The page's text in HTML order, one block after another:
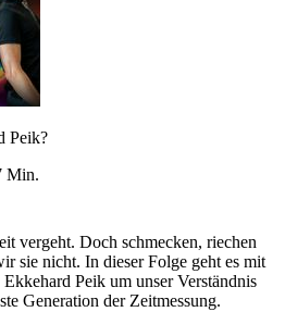
Peik?
Min.
vergeht. Doch schmecken, riechen
sie nicht. In dieser Folge geht es mit
Peik um unser Verständnis
Generation der Zeitmessung.